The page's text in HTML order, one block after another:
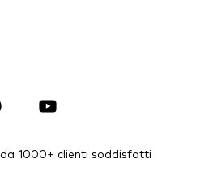
da 1000+ clienti soddisfatti